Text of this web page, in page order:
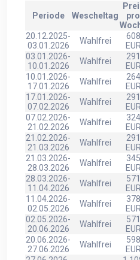
Periode Wescheltag
pro
20.12.2025-
03.01.2026
Wahlfrei
608
EUR
03.01.2026-
10.01.2026
Wahlfrei
291
EUR
10.01.2026-
17.01.2026
Wahlfrei
264
EUR
17.01.2026-
07.02.2026
Wahlfrei
291
EUR
07.02.2026-
21.02.2026
Wahlfrei
324
EUR
21.02.2026-
21.03.2026
Wahlfrei
291
EUR
21.03.2026-
28.03.2026
Wahlfrei
345
EUR
28.03.2026-
11.04.2026
Wahlfrei
571
EUR
11.04.2026-
02.05.2026
Wahlfrei
378
EUR
02.05.2026-
20.06.2026
Wahlfrei
571
EUR
20.06.2026-
27.06.2026
Wahlfrei
598
EUR